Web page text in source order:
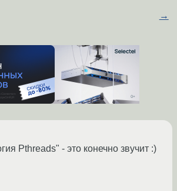
→
Pthreads" - это конечно звучит :)